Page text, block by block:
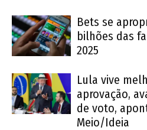
Bets se
bilhões das
2025
Lula vive
aprovação,
de voto,
Meio/Ideia